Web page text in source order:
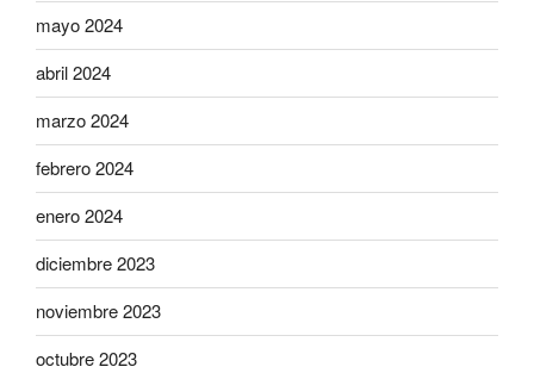
mayo 2024
abril 2024
marzo 2024
febrero 2024
enero 2024
diciembre 2023
noviembre 2023
octubre 2023